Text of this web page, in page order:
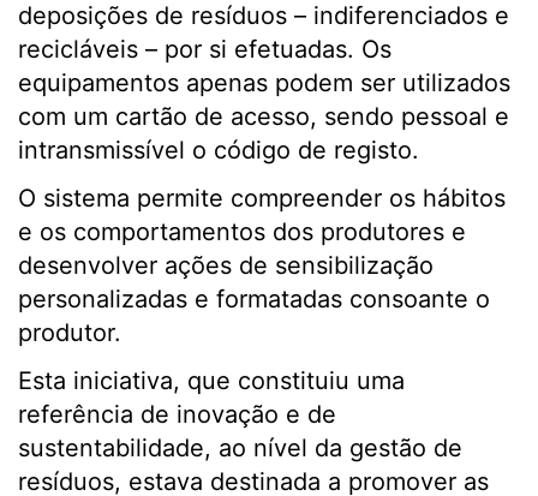
deposições de resíduos – indiferenciados e
recicláveis – por si efetuadas. Os
equipamentos apenas podem ser utilizados
com um cartão de acesso, sendo pessoal e
intransmissível o código de registo.
O sistema permite compreender os hábitos
e os comportamentos dos produtores e
desenvolver ações de sensibilização
personalizadas e formatadas consoante o
produtor.
Esta iniciativa, que constituiu uma
referência de inovação e de
sustentabilidade, ao nível da gestão de
resíduos, estava destinada a promover as